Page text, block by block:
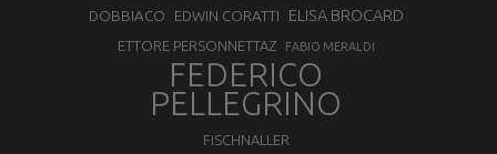
DOBBIACO EDWIN CORATTI ELISA BROCARD
ETTORE PERSONNETTAZ FABIO MERALDI
FEDERICO
PELLEGRINO
FISCHNALLER